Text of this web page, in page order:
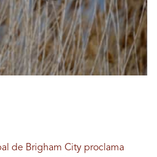
de Brigham City proclama